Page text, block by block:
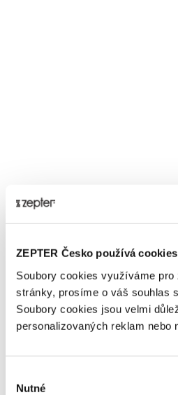
ZEPTER Česko používá cookies
Soubory cookies využíváme
stránky, prosíme o váš souhlas
Soubory cookies jsou velmi
personalizovaných reklam
souhlasu
Nutné